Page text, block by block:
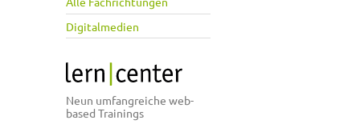
Digitalmedien
Neun umfangreiche web-
based Trainings